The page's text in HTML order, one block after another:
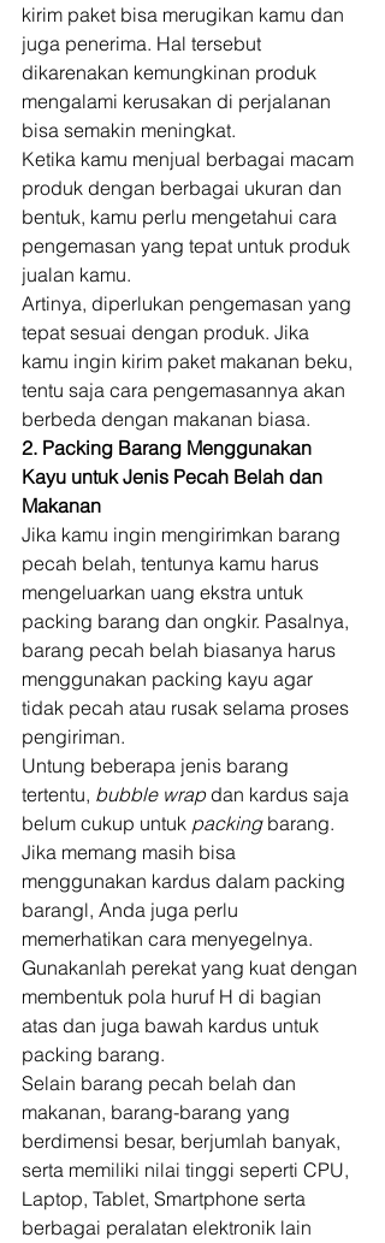
kirim paket bisa merugikan kamu dan
juga penerima. Hal tersebut
dikarenakan kemungkinan produk
mengalami kerusakan di perjalanan
bisa semakin meningkat.
Ketika kamu menjual berbagai macam
produk dengan berbagai ukuran dan
bentuk, kamu perlu mengetahui cara
pengemasan yang tepat untuk produk
jualan kamu.
Artinya, diperlukan pengemasan yang
tepat sesuai dengan produk. Jika
kamu ingin kirim paket makanan beku,
tentu saja cara pengemasannya akan
berbeda dengan makanan biasa.
2. Packing Barang Menggunakan
Kayu untuk Jenis Pecah Belah dan
Makanan
Jika kamu ingin mengirimkan barang
pecah belah, tentunya kamu harus
mengeluarkan uang ekstra untuk
packing barang dan ongkir. Pasalnya,
barang pecah belah biasanya harus
menggunakan packing kayu agar
tidak pecah atau rusak selama proses
pengiriman.
Untung beberapa jenis barang
tertentu, bubble wrap dan kardus saja
belum cukup untuk packing barang.
Jika memang masih bisa
menggunakan kardus dalam packing
barangl, Anda juga perlu
memerhatikan cara menyegelnya.
Gunakanlah perekat yang kuat dengan
membentuk pola huruf H di bagian
atas dan juga bawah kardus untuk
packing barang.
Selain barang pecah belah dan
makanan, barang-barang yang
berdimensi besar, berjumlah banyak,
serta memiliki nilai tinggi seperti CPU,
Laptop, Tablet, Smartphone serta
berbagai peralatan elektronik lain